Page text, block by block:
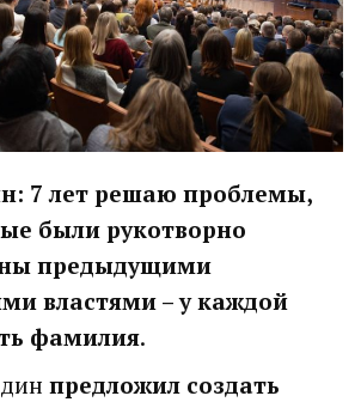
7 лет решаю проблемы,
были рукотворно
предыдущими
властями – у каждой
фамилия.
предложил создать